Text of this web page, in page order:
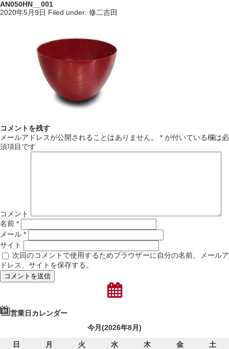
AN050HN__001
2020年5月9日 Filed under: 修二吉田
コメントを残す
メールアドレスが公開されることはありません。
*が付いている欄は必
須項目です
コメント
名前 *
メール *
サイト
次回のコメントで使用するためブラウザーに自分の名前、メールア
ドレス、サイトを保存する。
営業日カレンダー
今月(2026年8月)
日 月 火 水 木 金
土